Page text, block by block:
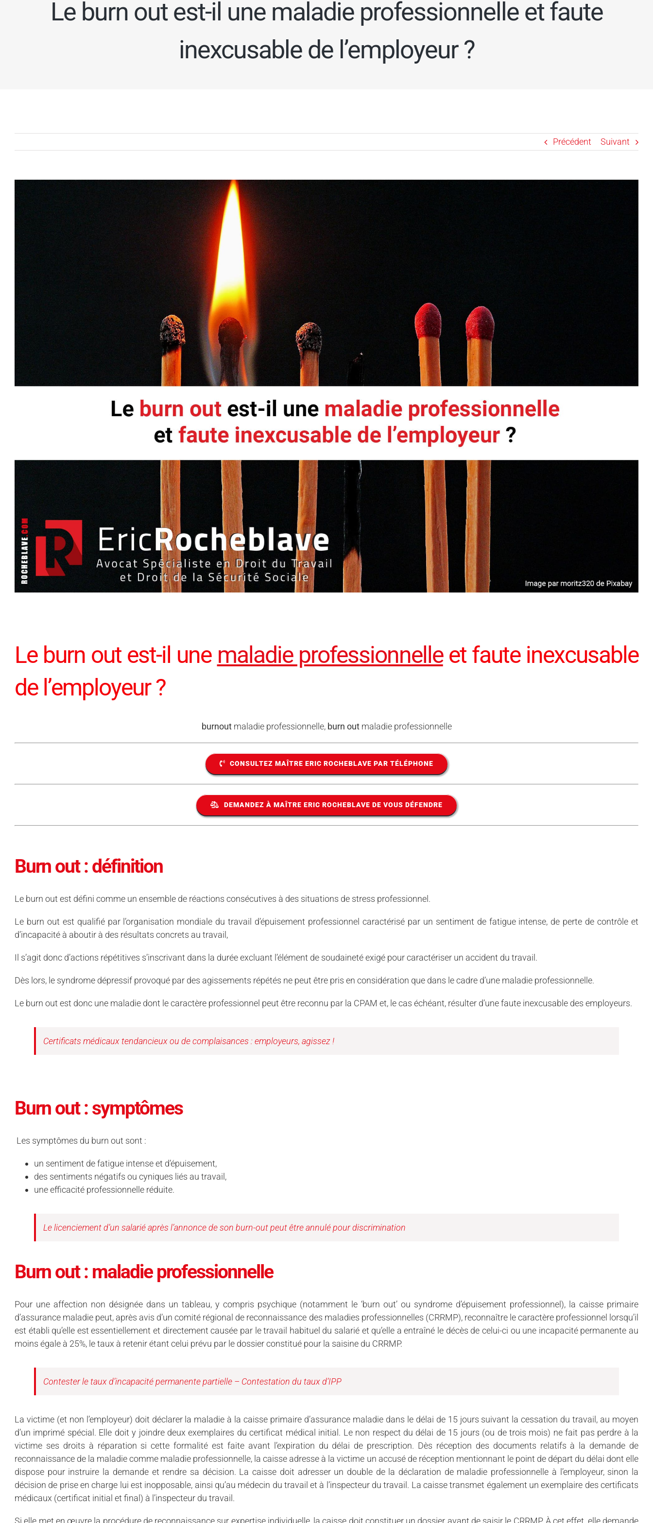
Le burn out est-il une maladie professionnelle et faute
inexcusable de l’employeur ?
Précédent Suivant
Le burn out est-il une maladie professionnelleet faute inexcusable
de l’employeur ?
burnout maladie professionnelle, burn outmaladie professionnelle
CONSULTEZ MAÎTRE ERIC ROCHEBLAVE PAR TÉLÉPHONE
DEMANDEZ À MAÎTRE ERIC ROCHEBLAVE DE VOUS DÉFENDRE
Burn out : définition
Le burn out est défini comme un ensemble de réactions consécutives à des situations de stress professionnel.
Le burn out est qualifié par l’organisation mondiale du travail d’épuisement professionnel caractérisé par un sentiment de fatigue intense, de perte de contrôle et
d’incapacité à aboutir à des résultats concrets au travail,
Il s’agit donc d’actions répétitives s’inscrivant dans la durée excluant l’élément de soudaineté exigé pour caractériser un accident du travail.
Dès lors, le syndrome dépressif provoqué par des agissements répétés ne peut être pris en considération que dans le cadre d’une maladie professionnelle.
Le burn out est donc une maladie dont le caractère professionnel peut être reconnu par la CPAM et, le cas échéant, résulter d’une faute inexcusable des employeurs.
Certificats médicaux tendancieux ou de complaisances : employeurs, agissez !
Burn out : symptômes
Les symptômes du burn out sont :
un sentiment de fatigue intense et d’épuisement,
des sentiments négatifs ou cyniques liés au travail,
une efficacité professionnelle réduite.
Le licenciement d’un salarié après l’annonce de son burn-out peut être annulé pour discrimination
Burn out : maladie professionnelle
Pour une affection non désignée dans un tableau, y compris psychique (notamment le ‘burn out’ ou syndrome d’épuisement professionnel), la caisse primaire
d’assurance maladie peut, après avis d’un comité régional de reconnaissance des maladies professionnelles (CRRMP), reconnaître le caractère professionnel lorsqu’il
est établi qu’elle est essentiellement et directement causée par le travail habituel du salarié et qu’elle a entraîné le décès de celui-ci ou une incapacité permanente au
moins égale à 25%, le taux à retenir étant celui prévu par le dossier constitué pour la saisine du CRRMP.
Contester le taux d’incapacité permanente partielle – Contestation du taux d’IPP
La victime (et non l’employeur) doit déclarer la maladie à la caisse primaire d’assurance maladie dans le délai de 15 jours suivant la cessation du travail, au moyen
d’un imprimé spécial. Elle doit y joindre deux exemplaires du certificat médical initial. Le non respect du délai de 15 jours (ou de trois mois) ne fait pas perdre à la
victime ses droits à réparation si cette formalité est faite avant l’expiration du délai de prescription. Dès réception des documents relatifs à la demande de
reconnaissance de la maladie comme maladie professionnelle, la caisse adresse à la victime un accusé de réception mentionnant le point de départ du délai dont elle
dispose pour instruire la demande et rendre sa décision. La caisse doit adresser un double de la déclaration de maladie professionnelle à l’employeur, sinon la
décision de prise en charge lui est inopposable, ainsi qu’au médecin du travail et à l’inspecteur du travail. La caisse transmet également un exemplaire des certificats
médicaux (certificat initial et final) à l’inspecteur du travail.
Si elle met en œuvre la procédure de reconnaissance sur expertise individuelle, la caisse doit constituer un dossier avant de saisir le CRRMP. À cet effet, elle demande